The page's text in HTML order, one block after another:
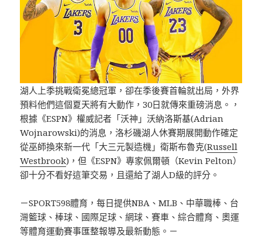
湖人上季挑戰衛冕總冠軍，卻在季後賽首輪就出局，外界
預料他們這個夏天將有大動作，30日就傳來重磅消息。，
根據《ESPN》權威記者「沃神」沃納洛斯基(Adrian
Wojnarowski)的消息，洛杉磯湖人休賽期展開動作確定
從巫師換來新一代「大三元製造機」衛斯布魯克(Russell
Westbrook)，但《ESPN》專家佩爾頓（Kevin Pelton）
卻十分不看好這筆交易，且還給了湖人D級的評分。
－SPORT598體育，每日提供NBA、MLB、中華職棒、台
灣籃球、棒球、國際足球、網球、賽車、綜合體育、奧運
等體育運動賽事匯整報導及最新動態。－